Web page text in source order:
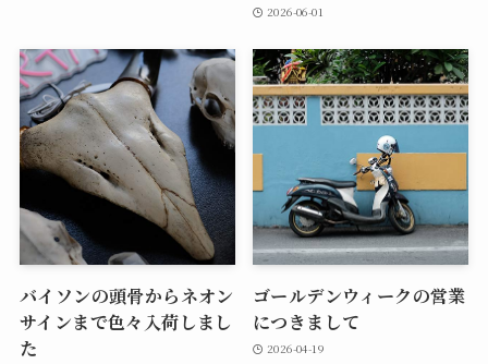
2026-06-01
バイソンの頭骨からネオン
サインまで色々入荷しまし
た
ゴールデンウィークの営業
につきまして
2026-04-19